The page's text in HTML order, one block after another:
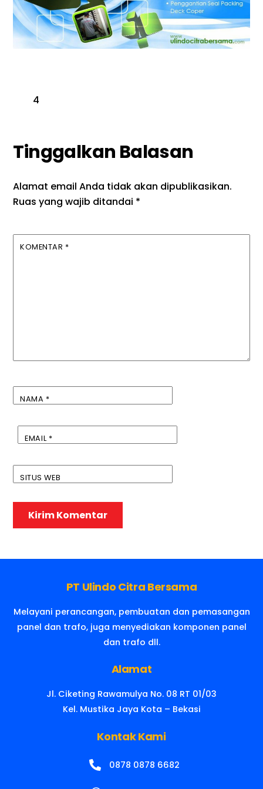
4
Tinggalkan Balasan
Alamat email Anda tidak akan dipublikasikan.
Ruas yang wajib ditandai *
KOMENTAR *
NAMA *
EMAIL *
SITUS WEB
PT Ulindo Citra Bersama
Melayani perancangan, pembuatan dan pemasangan
panel dan trafo, juga menyediakan komponen panel
dan trafo dll.
Alamat
Jl. Ciketing Rawamulya No. 08 RT 01/03
Kel. Mustika Jaya Kota – Bekasi
Kontak Kami
0878 0878 6682